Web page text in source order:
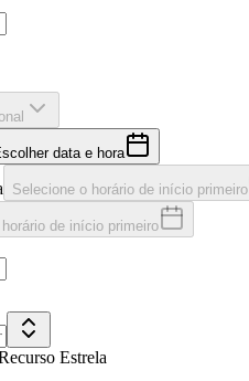
data e hora
Selecione o horário de início primeiro
de início primeiro
Estrela